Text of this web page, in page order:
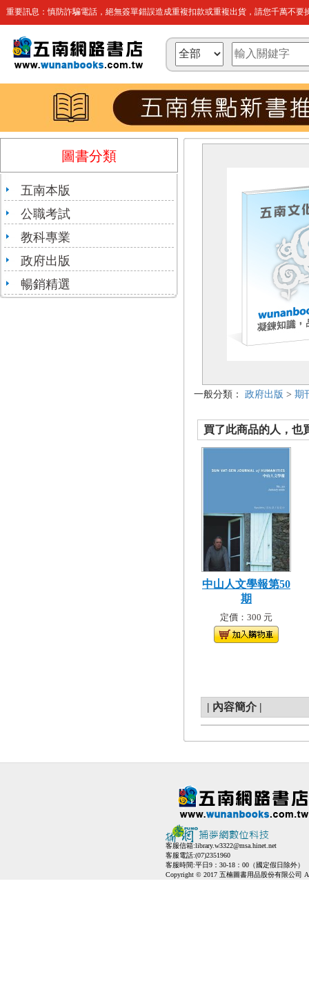
重要訊息：慎防詐騙電話，絕無簽單錯誤造成重複扣款或重複出貨，請您千萬不要
圖書分類
五南本版
公職考試
教科專業
政府出版
暢銷精選
一般分類： 政府出版 > 期
買了此商品的人，也
中山人文學報第50
期
定價：300 元
| 內容簡介 |
客服信箱:library.w3322@msa.hinet.net
客服電話:(07)2351960
客服時間:平日9：30-18：00（國定假日除外）
Copyright © 2017 五楠圖書用品股份有限公司